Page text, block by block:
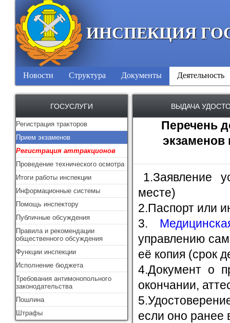
ИНСПЕКЦИЯ
Новости Структура Документы Деятельность
ГОСУСЛУГИ
Регистрация тракторов
Прием экзаменов
Регистрация аттракционов
Проведение технического осмотра
Итоги работы инспекции
Информационные системы
Помощь инспектору
Публичные обсуждения
Правила и рекомендации
общественного обсуждения
Функции инспекции
Исполнение бюджета
Требования антимонопольного
законодательства
Пошлина
Штрафы
ВЫДАЧА
Перечень
1.Заявление
месте)
2.Паспорт или
3.
управлению
её копия (срок
4.Документ о
окончании,
если оно ранее